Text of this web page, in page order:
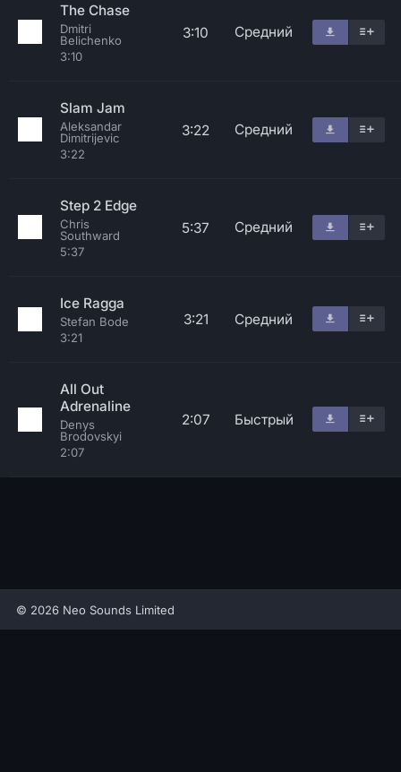
The Chase
Dmitri
Belichenko
3:10
3:10 Средний
Slam Jam
Aleksandar
Dimitrijevic
3:22
3:22 Средний
Step 2 Edge
Chris
Southward
5:37
5:37 Средний
Ice Ragga
Stefan Bode
3:21
3:21 Средний
All Out
Adrenaline
Denys
Brodovskyi
2:07
2:07 Быстрый
© 2026 Neo Sounds Limited